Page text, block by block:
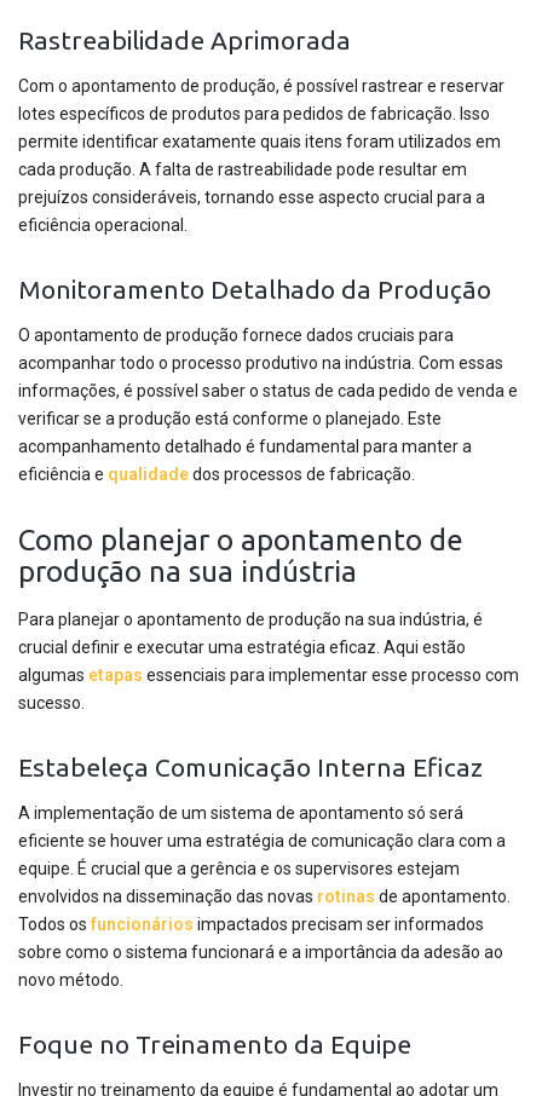
Rastreabilidade Aprimorada
Com o apontamento de produção, é possível rastrear e reservar
lotes específicos de produtos para pedidos de fabricação. Isso
permite identificar exatamente quais itens foram utilizados em
cada produção. A falta de rastreabilidade pode resultar em
prejuízos consideráveis, tornando esse aspecto crucial para a
eficiência operacional.
Monitoramento Detalhado da Produção
O apontamento de produção fornece dados cruciais para
acompanhar todo o processo produtivo na indústria. Com essas
informações, é possível saber o status de cada pedido de venda e
verificar se a produção está conforme o planejado. Este
acompanhamento detalhado é fundamental para manter a
eficiência e qualidadedos processos de fabricação.
Como planejar o apontamento de
produção na sua indústria
Para planejar o apontamento de produção na sua indústria, é
crucial definir e executar uma estratégia eficaz. Aqui estão
algumas etapas essenciais para implementar esse processo com
sucesso.
Estabeleça Comunicação Interna Eficaz
A implementação de um sistema de apontamento só será
eficiente se houver uma estratégia de comunicação clara com a
equipe. É crucial que a gerência e os supervisores estejam
envolvidos na disseminação das novas rotinas de apontamento.
Todos os funcionários impactados precisam ser informados
sobre como o sistema funcionará e a importância da adesão ao
novo método.
Foque no Treinamento da Equipe
Investir no treinamento da equipe é fundamental ao adotar um